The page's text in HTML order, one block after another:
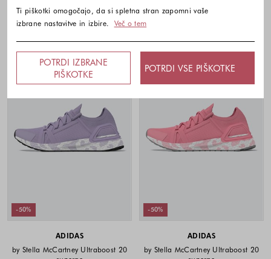
-50%
ADIDAS
by Stella McCartney Ultraboost 20
-50%
ADIDAS
by Stella McCartney Ultraboost 20
Ti piškotki omogočajo, da si spletna stran zapomni vaše
izbrane nastavitve in izbire.
Več o tem
POTRDI IZBRANE
PIŠKOTKE
POTRDI VSE PIŠKOTKE